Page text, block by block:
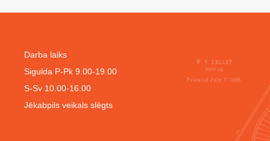
Darba laiks
Sigulda P-Pk 9.00-19.00
S-Sv 10.00-16.00
Jēkabpils veikals slēgts